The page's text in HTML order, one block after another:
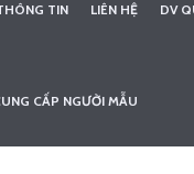
TIN LIÊN HỆ DV
CẤP NGƯỜI MẪU